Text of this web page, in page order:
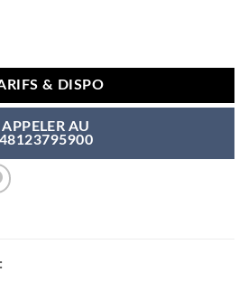
& DISPO
APPELER AU
48123795900